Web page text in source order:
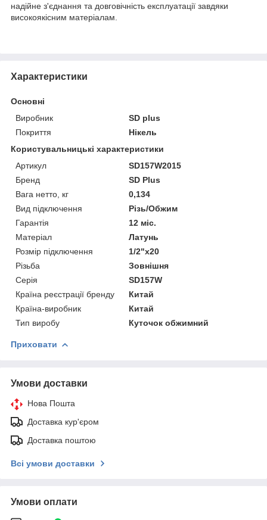
надійне з'єднання та довговічність експлуатації завдяки
високоякісним матеріалам.
Характеристики
Основні
Виробник
SD plus
Покриття
Нікель
Користувальницькі характеристики
Артикул
SD157W2015
Бренд
SD Plus
Вага нетто, кг
0,134
Вид підключення
Різь/Обжим
Гарантія
12 міс.
Матеріал
Латунь
Розмір підключення
1/2"х20
Різьба
Зовнішня
Серія
SD157W
Країна реєстрації бренду
Китай
Країна-виробник
Китай
Тип виробу
Куточок обжимний
Приховати
Умови доставки
Нова Пошта
Доставка кур'єром
Доставка поштою
Всі умови доставки
Умови оплати